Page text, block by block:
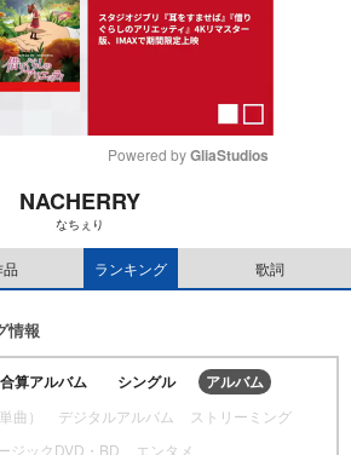
t
Powered by GliaStudios
NACHERRY
なちぇり
ランキング 歌詞
情報
合算アルバム シングル アルバム
曲） デジタルアルバム
ストリーミング
ジックDVD・BD
エンタメ